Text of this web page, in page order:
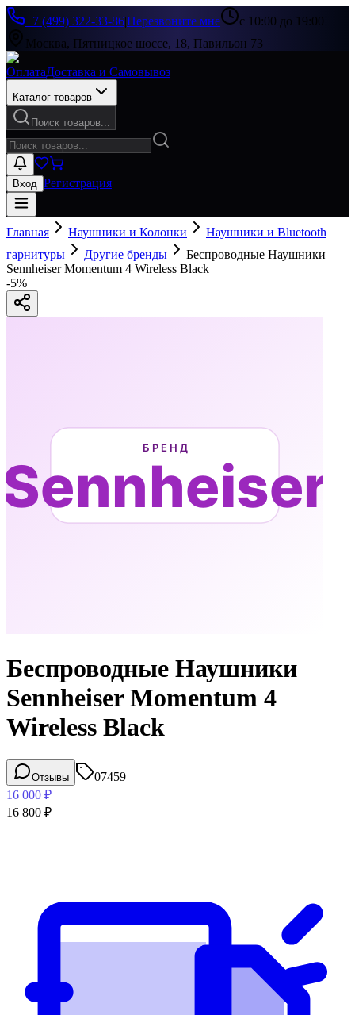
+7 (499) 322-33-86|Перезвоните мне
с 10:00 до 19:00
Москва, Пятницкое шоссе, 18, Павильон 73
ОплатаДоставка и Самовывоз
Каталог товаров
Поиск товаров...
Вход Регистрация
Главная Наушники и Колонки
Наушники и Bluetooth
гарнитуры
Другие бренды
Беспроводные Наушники
Sennheiser Momentum 4 Wireless Black
-5%
Беспроводные Наушники
Sennheiser Momentum 4
Wireless Black
Отзывы
07459
16 000 ₽
16 800 ₽